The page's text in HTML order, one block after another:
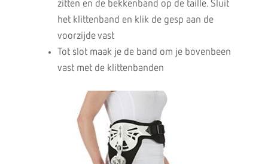
zitten en de bekkenband op de taille. Sluit
het klittenband en klik de gesp aan de
voorzijde vast
Tot slot maak je de band om je bovenbeen
vast met de klittenbanden